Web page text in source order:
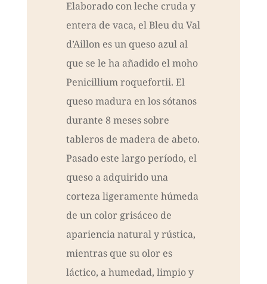
Elaborado con leche cruda y
entera de vaca, el Bleu du Val
d’Aillon es un queso azul al
que se le ha añadido el moho
Penicillium roquefortii. El
queso madura en los sótanos
durante 8 meses sobre
tableros de madera de abeto.
Pasado este largo período, el
queso a adquirido una
corteza ligeramente húmeda
de un color grisáceo de
apariencia natural y rústica,
mientras que su olor es
láctico, a humedad, limpio y